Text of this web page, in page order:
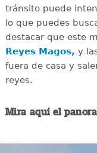
tránsito puede
lo que puedes
destacar que este
Reyes Magos, y
fuera de casa y
reyes.
Mira aquí el